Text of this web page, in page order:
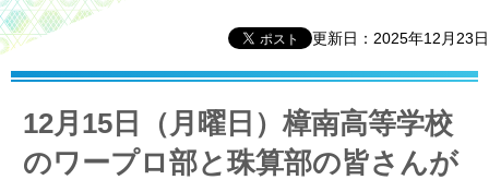
更新日：2025年12月23日
12月15日（月曜日）樟南高等学校
のワープロ部と珠算部の皆さんが